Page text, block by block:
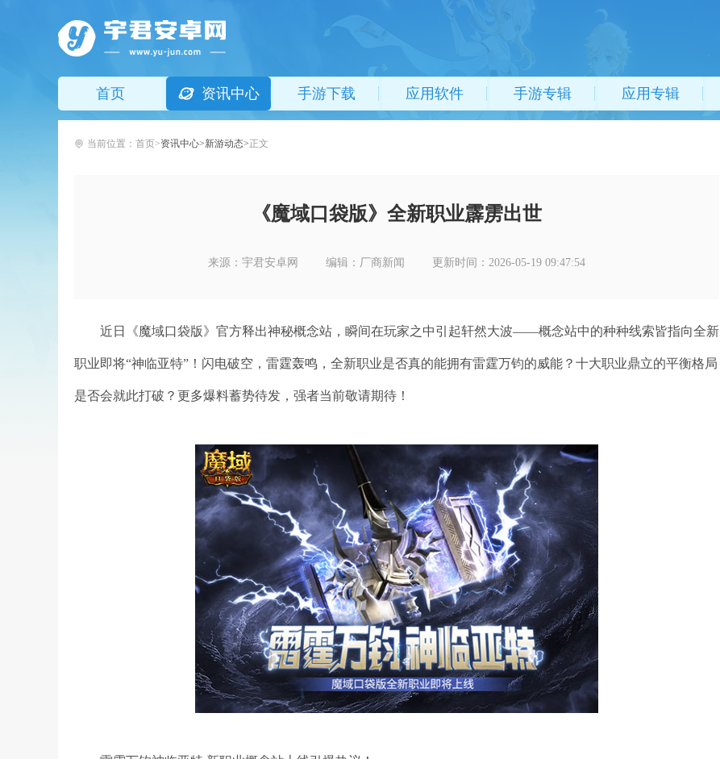
首页 资讯中心 手游下载 应用软件 手游专辑 应用专辑
当前位置： 首页 资讯中心 新游动态 正文
《魔域口袋版》全新职业霹雳出世
来源：宇君安卓网 编辑：厂商新闻 更新时间：2026-05-19 09:47:54
近日《魔域口袋版》官方释出神秘概念站，瞬间在玩家之中引起轩然大波——概念站中的种种线索皆指向全新
职业即将“神临亚特”！闪电破空，雷霆轰鸣，全新职业是否真的能拥有雷霆万钧的威能？十大职业鼎立的平衡格局
是否会就此打破？更多爆料蓄势待发，强者当前敬请期待！